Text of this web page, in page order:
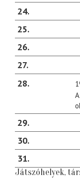
24
25
26
27
28
29
30
31
Játszóhelyek,